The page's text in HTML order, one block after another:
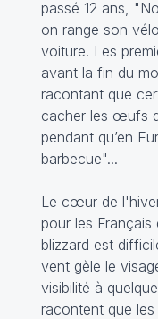
passé 12 ans,
on range son
voiture. Les
avant la fin du
racontant que
cacher les œufs
pendant qu’en
barbecue"...
Le cœur de
pour les Français
blizzard est
vent gèle le
visibilité à
racontent que